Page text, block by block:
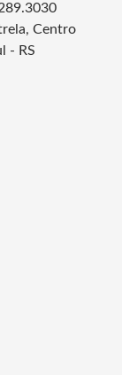
Centro
- RS